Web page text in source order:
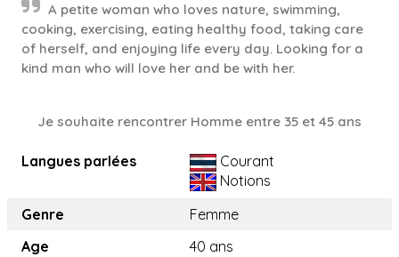
A petite woman who loves nature, swimming,
cooking, exercising, eating healthy food, taking care
of herself, and enjoying life every day. Looking for a
kind man who will love her and be with her.
Je souhaite rencontrer Homme entre 35 et 45 ans
Langues parlées
Courant
Notions
Genre
Femme
Age
40 ans